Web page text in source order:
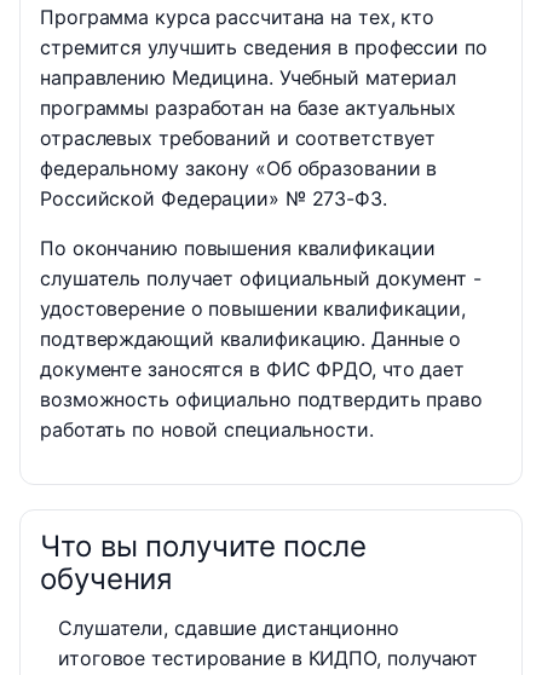
Программа курса рассчитана на тех, кто
стремится улучшить сведения в профессии по
направлению Медицина. Учебный материал
программы разработан на базе актуальных
отраслевых требований и соответствует
федеральному закону «Об образовании в
Российской Федерации» № 273-ФЗ.
По окончанию повышения квалификации
слушатель получает официальный документ -
удостоверение о повышении квалификации,
подтверждающий квалификацию. Данные о
документе заносятся в ФИС ФРДО, что дает
возможность официально подтвердить право
работать по новой специальности.
Что вы получите после
обучения
Слушатели, сдавшие дистанционно
итоговое тестирование в КИДПО, получают